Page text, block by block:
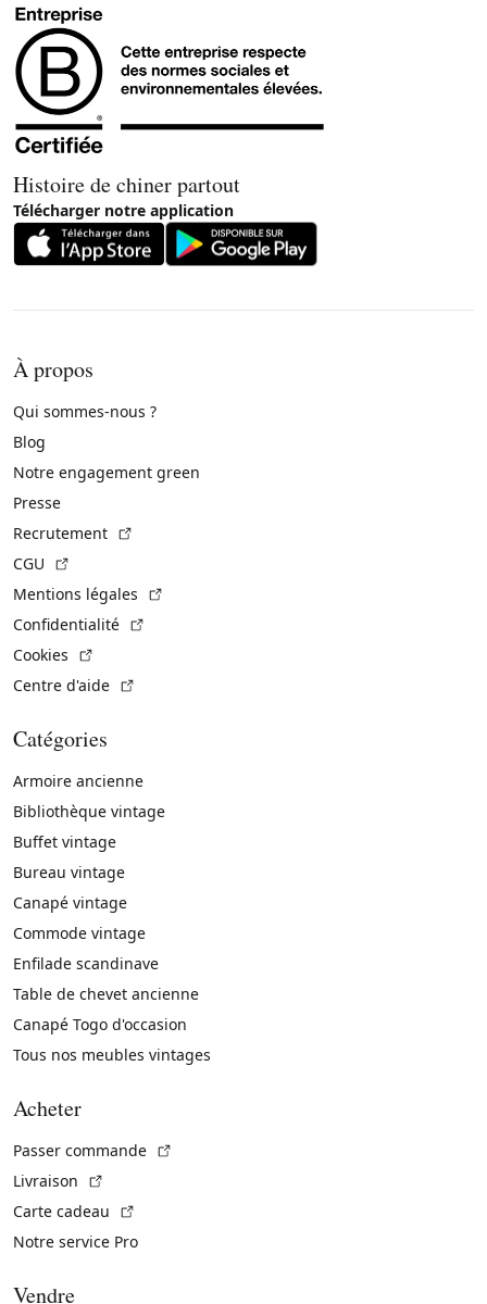
Histoire de chiner partout
Télécharger notre application
À propos
Qui sommes-nous ?
Blog
Notre engagement green
Presse
Recrutement
CGU
Mentions légales
Confidentialité
Cookies
Centre d'aide
Catégories
Armoire ancienne
Bibliothèque vintage
Buffet vintage
Bureau vintage
Canapé vintage
Commode vintage
Enfilade scandinave
Table de chevet ancienne
Canapé Togo d'occasion
Tous nos meubles vintages
Acheter
Passer commande
Livraison
Carte cadeau
Notre service Pro
Vendre